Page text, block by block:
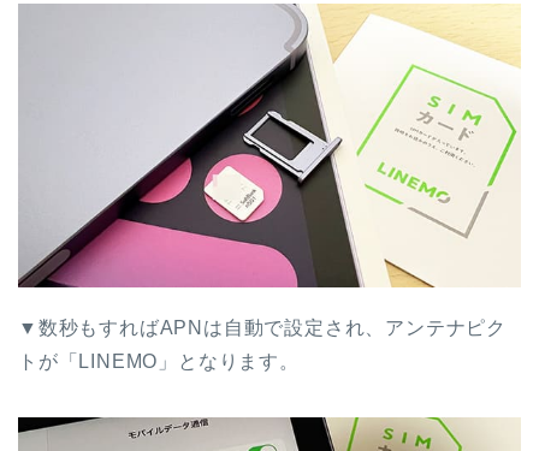
▼数秒もすればAPNは自動で設定され、アンテナピク
トが「LINEMO」となります。